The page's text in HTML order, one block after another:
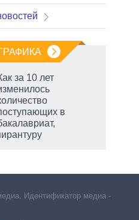
за 10 лет
в
Идентификатор медиа –